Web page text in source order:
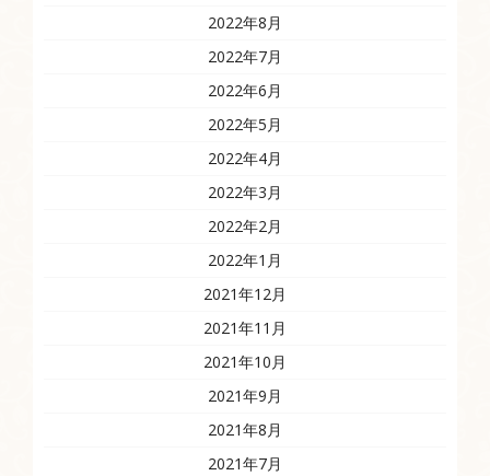
2022年8月
2022年7月
2022年6月
2022年5月
2022年4月
2022年3月
2022年2月
2022年1月
2021年12月
2021年11月
2021年10月
2021年9月
2021年8月
2021年7月